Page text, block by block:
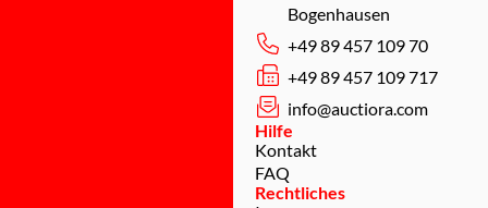
Bogenhausen
+49 89 457 109 70
+49 89 457 109 717
info@auctiora.com
Hilfe
Kontakt
FAQ
Rechtliches